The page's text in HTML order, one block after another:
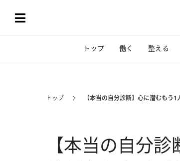
トップ 働く 整える
トップ 【本当の自分診断】心に潜むもう
【本当の自分